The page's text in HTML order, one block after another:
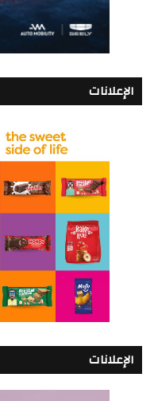
الإعلانات
الإعلانات